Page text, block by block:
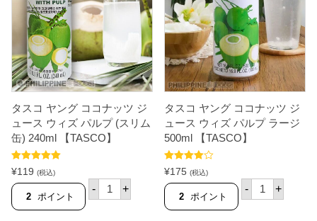
タスコ ヤング ココナッツ ジ
ュース ウィズ パルプ (スリム
缶) 240ml 【TASCO】
5段階中5.00
の評価
¥119 (税込)
2 ポイント
- タ
ス
+
タスコ ヤング ココナッツ ジ
ュース ウィズ パルプ ラージ
500ml 【TASCO】
5段階中
4.83 の評価
¥175 (税込)
2 ポイント
- タ
ス
+